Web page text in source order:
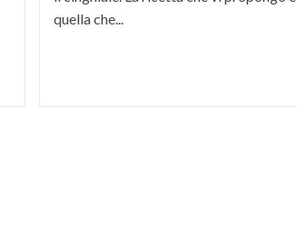
quella che...